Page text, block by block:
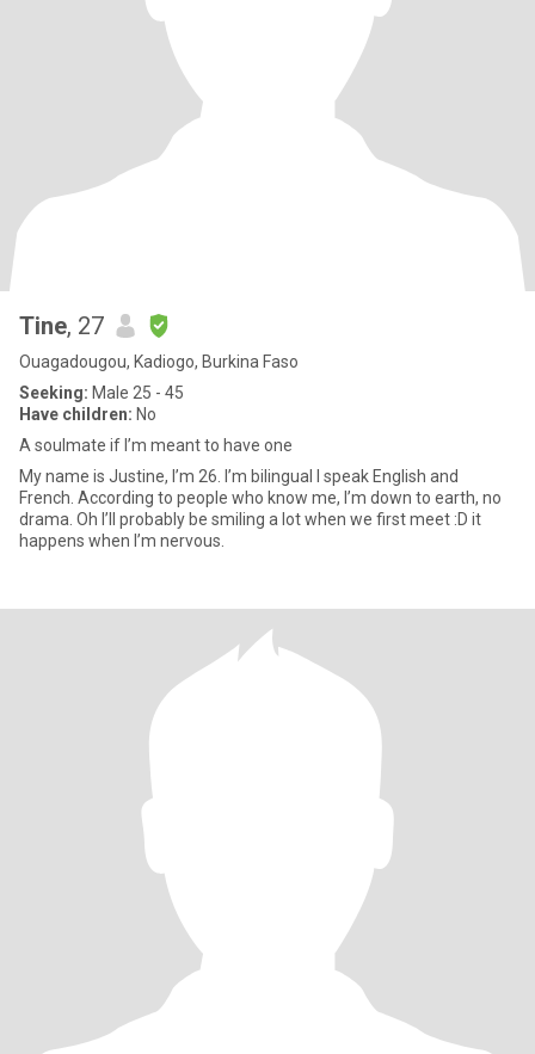
Tine, 27
Ouagadougou, Kadiogo, Burkina Faso
Seeking: Male 25 - 45
Have children: No
A soulmate if I’m meant to have one
My name is Justine, I’m 26. I’m bilingual I speak English and
French. According to people who know me, I’m down to earth, no
drama. Oh I’ll probably be smiling a lot when we first meet :D it
happens when I’m nervous.